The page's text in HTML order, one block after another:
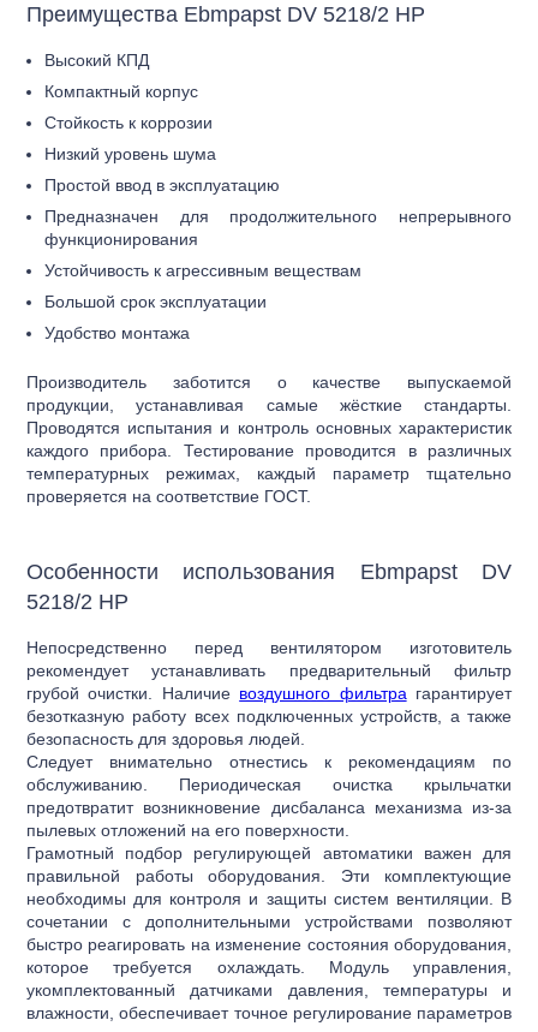
Преимущества Ebmpapst DV 5218/2 HP
Высокий КПД
Компактный корпус
Стойкость к коррозии
Низкий уровень шума
Простой ввод в эксплуатацию
Предназначен для продолжительного непрерывного
функционирования
Устойчивость к агрессивным веществам
Большой срок эксплуатации
Удобство монтажа
Производитель заботится о качестве выпускаемой
продукции, устанавливая самые жёсткие стандарты.
Проводятся испытания и контроль основных характеристик
каждого прибора. Тестирование проводится в различных
температурных режимах, каждый параметр тщательно
проверяется на соответствие ГОСТ.
Особенности использования Ebmpapst DV
5218/2 HP
Непосредственно перед вентилятором изготовитель
рекомендует устанавливать предварительный фильтр
грубой очистки. Наличие воздушного фильтра гарантирует
безотказную работу всех подключенных устройств, а также
безопасность для здоровья людей.
Следует внимательно отнестись к рекомендациям по
обслуживанию. Периодическая очистка крыльчатки
предотвратит возникновение дисбаланса механизма из-за
пылевых отложений на его поверхности.
Грамотный подбор регулирующей автоматики важен для
правильной работы оборудования. Эти комплектующие
необходимы для контроля и защиты систем вентиляции. В
сочетании с дополнительными устройствами позволяют
быстро реагировать на изменение состояния оборудования,
которое требуется охлаждать. Модуль управления,
укомплектованный датчиками давления, температуры и
влажности, обеспечивает точное регулирование параметров